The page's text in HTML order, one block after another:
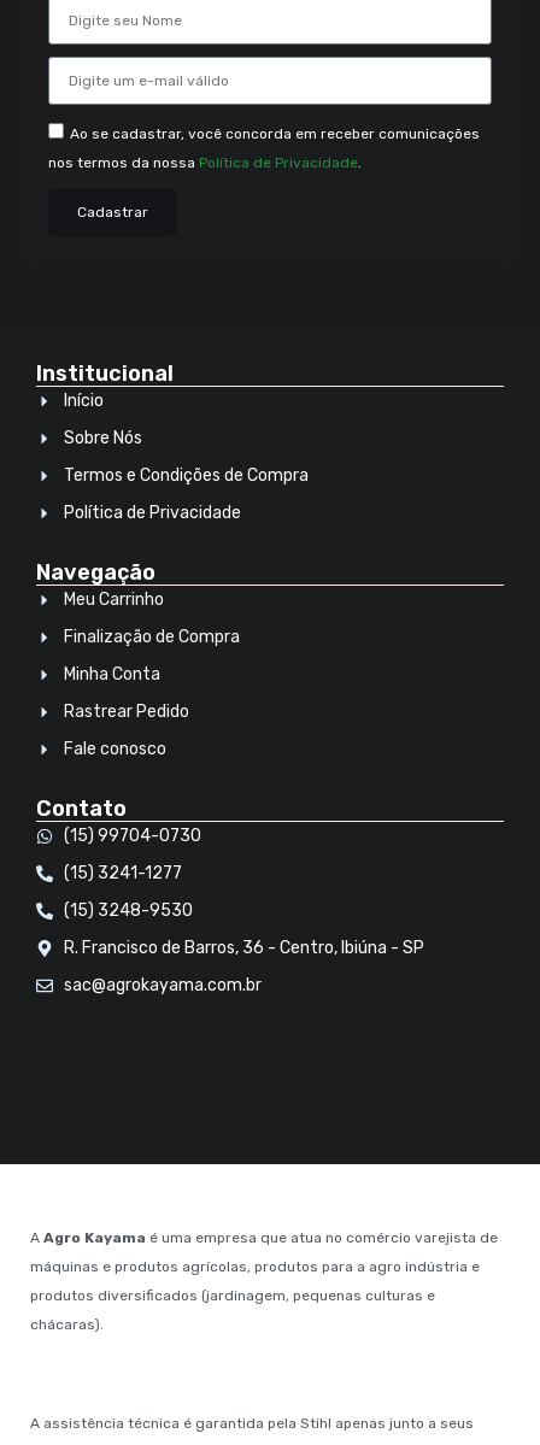
Ao se cadastrar, você concorda em receber comunicações
nos termos da nossa Política de Privacidade
Cadastrar
Institucional
Início
Sobre Nós
Termos e Condições de Compra
Política de Privacidade
Navegação
Meu Carrinho
Finalização de Compra
Minha Conta
Rastrear Pedido
Fale conosco
Contato
(15) 99704-0730
(15) 3241-1277
(15) 3248-9530
R. Francisco de Barros, 36 - Centro, Ibiúna - SP
sac@agrokayama.com.br
A Agro Kayama é uma empresa que atua no comércio varejista de
máquinas e produtos agrícolas, produtos para a agro indústria e
produtos diversificados (jardinagem, pequenas culturas e
chácaras).
A assistência técnica é garantida pela Stihl apenas junto a seus